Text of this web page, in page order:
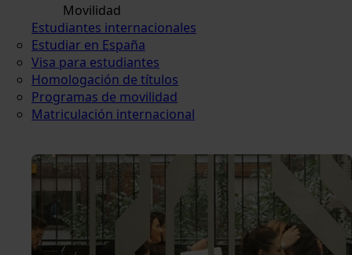
Movilidad
Estudiantes internacionales
Estudiar en España
Visa para estudiantes
Homologación de títulos
Programas de movilidad
Matriculación internacional